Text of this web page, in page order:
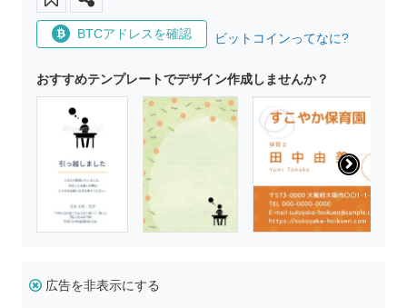
BTCアドレスを確認 ビットコインってなに?
おすすめテンプレートでデザイン作成しませんか？
広告を非表示にする